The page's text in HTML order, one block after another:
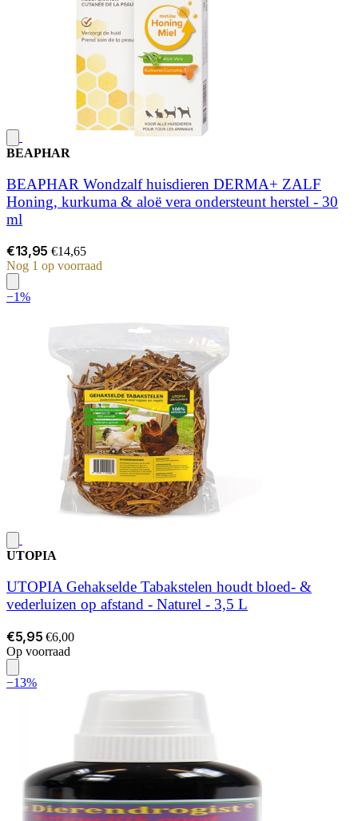
BEAPHAR
BEAPHAR Wondzalf huisdieren DERMA+ ZALF
Honing, kurkuma & aloë vera ondersteunt herstel - 30
ml
€13,95 €14,65
Nog 1 op voorraad
−1%
UTOPIA
UTOPIA Gehakselde Tabakstelen houdt bloed- &
vederluizen op afstand - Naturel - 3,5 L
€5,95 €6,00
Op voorraad
−13%